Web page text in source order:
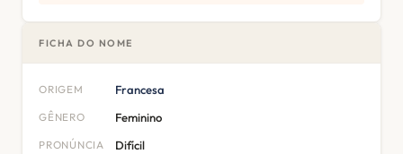
FICHA DO NOME
ORIGEM Francesa
GÊNERO Feminino
PRONÚNCIA Difícil